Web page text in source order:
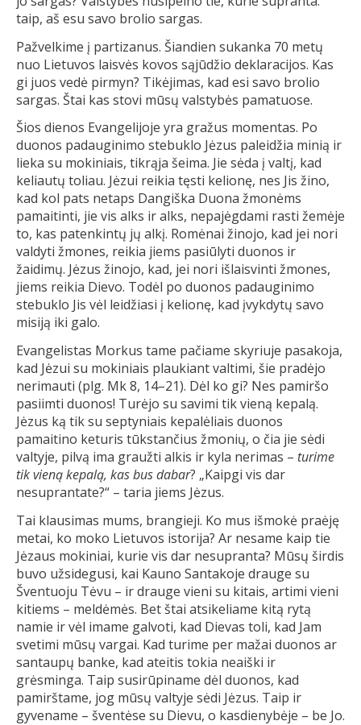
taip, aš esu savo brolio sargas.
Pažvelkime į partizanus. Šiandien sukanka 70 metų
nuo Lietuvos laisvės kovos sąjūdžio deklaracijos. Kas
gi juos vedė pirmyn? Tikėjimas, kad esi savo brolio
sargas. Štai kas stovi mūsų valstybės pamatuose.
Šios dienos Evangelijoje yra gražus momentas. Po
duonos padauginimo stebuklo Jėzus paleidžia minią ir
lieka su mokiniais, tikrąja šeima. Jie sėda į valtį, kad
keliautų toliau. Jėzui reikia tęsti kelionę, nes Jis žino,
kad kol pats netaps Dangiška Duona žmonėms
pamaitinti, jie vis alks ir alks, nepajėgdami rasti žemėje
to, kas patenkintų jų alkį. Romėnai žinojo, kad jei nori
valdyti žmones, reikia jiems pasiūlyti duonos ir
žaidimų. Jėzus žinojo, kad, jei nori išlaisvinti žmones,
jiems reikia Dievo. Todėl po duonos padauginimo
stebuklo Jis vėl leidžiasi į kelionę, kad įvykdytų savo
misiją iki galo.
Evangelistas Morkus tame pačiame skyriuje pasakoja,
kad Jėzui su mokiniais plaukiant valtimi, šie pradėjo
nerimauti (plg. Mk 8, 14–21). Dėl ko gi? Nes pamiršo
pasiimti duonos! Turėjo su savimi tik vieną kepalą.
Jėzus ką tik su septyniais kepalėliais duonos
pamaitino keturis tūkstančius žmonių, o čia jie sėdi
valtyje, pilvą ima graužti alkis ir kyla nerimas – turime
tik vieną kepalą, kas bus dabar? „Kaipgi vis dar
nesuprantate?“ – taria jiems Jėzus.
Tai klausimas mums, brangieji. Ko mus išmokė praėję
metai, ko moko Lietuvos istorija? Ar nesame kaip tie
Jėzaus mokiniai, kurie vis dar nesupranta? Mūsų širdis
buvo užsidegusi, kai Kauno Santakoje drauge su
Šventuoju Tėvu – ir drauge vieni su kitais, artimi vieni
kitiems – meldėmės. Bet štai atsikeliame kitą rytą
namie ir vėl imame galvoti, kad Dievas toli, kad Jam
svetimi mūsų vargai. Kad turime per mažai duonos ar
santaupų banke, kad ateitis tokia neaiški ir
grėsminga. Taip susirūpiname dėl duonos, kad
pamirštame, jog mūsų valtyje sėdi Jėzus. Taip ir
gyvename – šventėse su Dievu, o kasdienybėje – be Jo.